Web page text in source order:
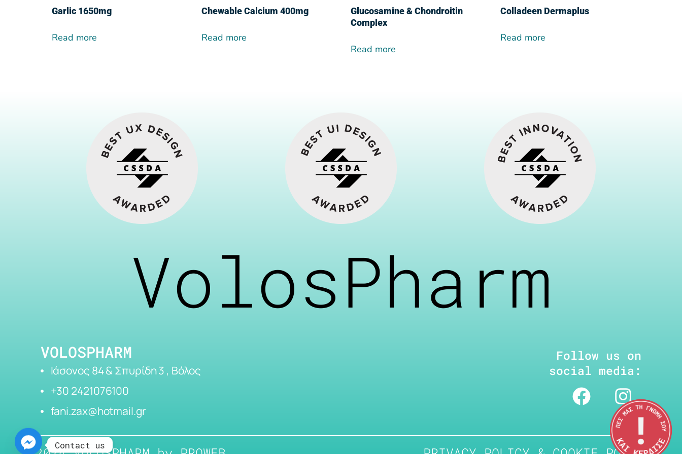
Garlic 1650mg
Read more
Chewable Calcium 400mg
Read more
Glucosamine & Chondroitin
Complex
Read more
Colladeen Dermaplus
Read more
VolosPharm
VOLOSPHARM
Ιάσονος 84 & Σπυρίδη 3 , Βόλος
+30 2421076100
fani.zax@hotmail.gr
Follow us on
social media:
Contact us